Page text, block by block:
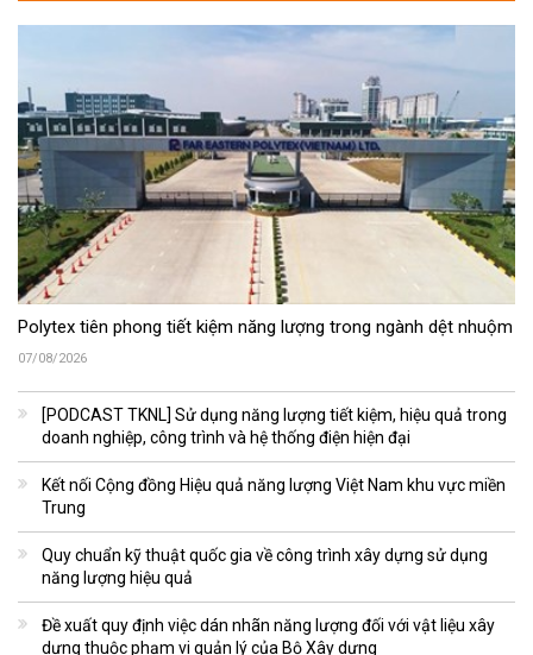
Polytex tiên phong tiết kiệm năng lượng trong ngành dệt nhuộm
07/08/2026
[PODCAST TKNL] Sử dụng năng lượng tiết kiệm, hiệu quả trong
doanh nghiệp, công trình và hệ thống điện hiện đại
Kết nối Cộng đồng Hiệu quả năng lượng Việt Nam khu vực miền
Trung
Quy chuẩn kỹ thuật quốc gia về công trình xây dựng sử dụng
năng lượng hiệu quả
Đề xuất quy định việc dán nhãn năng lượng đối với vật liệu xây
dựng thuộc phạm vi quản lý của Bộ Xây dựng